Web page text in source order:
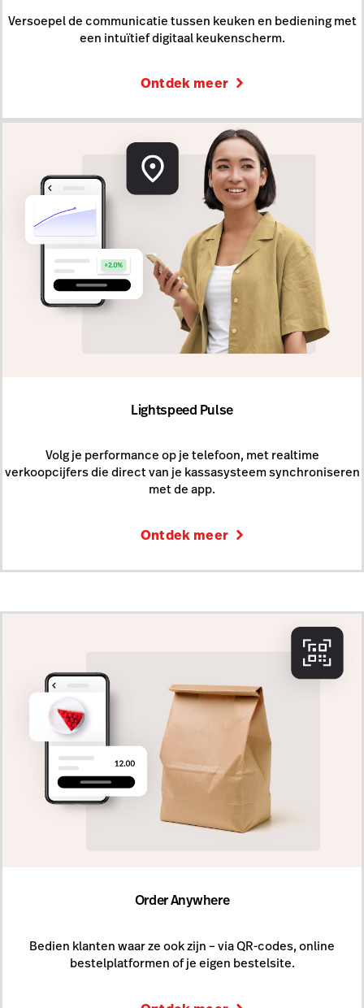
Versoepel de communicatie tussen keuken en bediening met
een intuïtief digitaal keukenscherm.
Ontdek meer
Lightspeed Pulse
Volg je performance op je telefoon, met realtime
verkoopcijfers die direct van je kassasysteem synchroniseren
met de app.
Ontdek meer
Order Anywhere
Bedien klanten waar ze ook zijn – via QR-codes, online
bestelplatformen of je eigen bestelsite.